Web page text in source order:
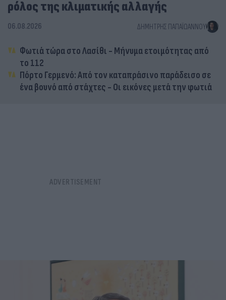
ρόλος της κλιματικής αλλαγής
06.08.2026 ΔΗΜΉΤΡΗΣ ΠΑΠΑΪΩΆΝΝΟΥ
Φωτιά τώρα στο Λασίθι - Μήνυμα ετοιμότητας από
το 112
Πόρτο Γερμενό: Από τον καταπράσινο παράδεισο σε
ένα βουνό από στάχτες - Οι εικόνες μετά την φωτιά